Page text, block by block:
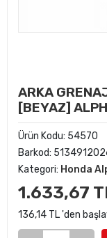
ARKA
[BEYAZ]
Ürün Kodu: 54570
Barkod:
Kategori: Honda
1.633,67
136,14 TL 'den